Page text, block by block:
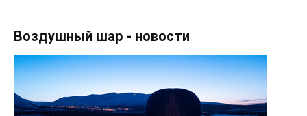
Воздушный шар - новости